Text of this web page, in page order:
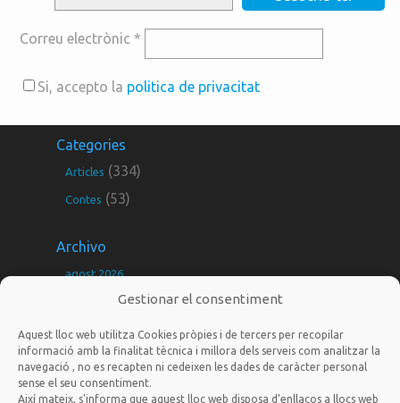
Gestionar el consentiment
Aquest lloc web utilitza Cookies pròpies i de tercers per recopilar
informació amb la finalitat tècnica i millora dels serveis com analitzar la
navegació , no es recapten ni cedeixen les dades de caràcter personal
sense el seu consentiment.
Així mateix, s'informa que aquest lloc web disposa d'enllaços a llocs web
Correu electrònic *
Si, accepto la politica de privacitat
Categories
Articles (334)
Contes (53)
Archivo
agost 2026
juny 2026
maig 2026
març 2026